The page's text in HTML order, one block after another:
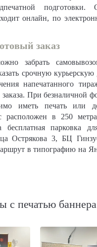
подготовки.
онлайн, по
заказ
забрать
срочную курьерскую
напечатанного
При безналичной
иметь печать или
расположен в 250
парковка
Острякова 3, БЦ
в типографию на
с печатью